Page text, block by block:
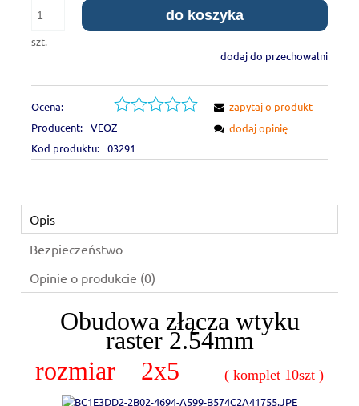
szt.
do koszyka
dodaj do przechowalni
Ocena:
Producent: VEOZ
Kod produktu: 03291
zapytaj o produkt
dodaj opinię
Opis
Bezpieczeństwo
Opinie o produkcie (0)
Obudowa złącza wtyku
raster 2.54mm
rozmiar 2x5
( komplet 10szt )